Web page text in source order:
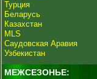
Турция
Беларусь
Казахстан
MLS
Саудовская Аравия
Узбекистан
МЕЖСЕЗОНЬЕ: